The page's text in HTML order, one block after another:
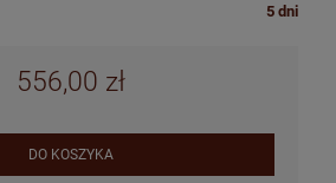
5 dni
556,00 zł
DO KOSZYKA